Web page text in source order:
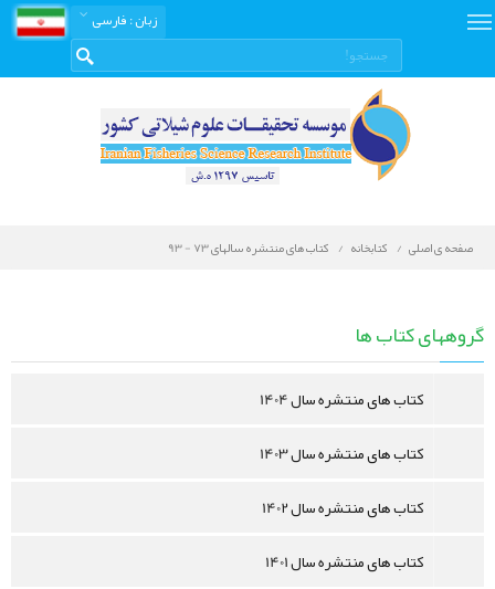
زبان: فارسی
صفحه ی اصلی کتابخانه کتاب های منتشره سالهای 73 - 93
دیجیتال
گروههای کتاب ها
کتاب های منتشره سال 1404
کتاب های منتشره سال 1403
کتاب های منتشره سال 1402
کتاب های منتشره سال 1401